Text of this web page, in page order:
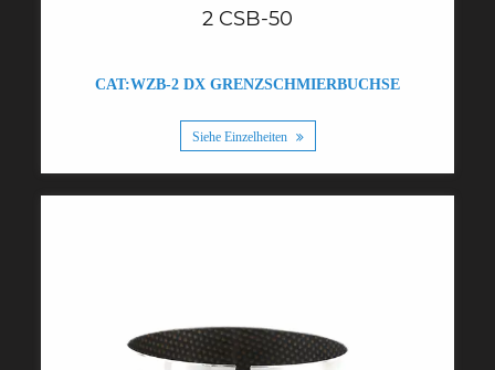
2 CSB-50
CAT:WZB-2 DX GRENZSCHMIERBUCHSE
Siehe Einzelheiten